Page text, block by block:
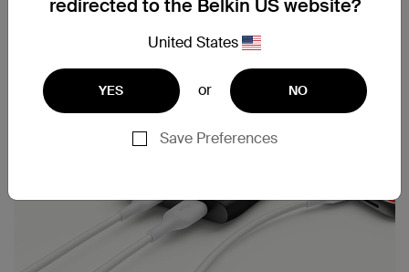
redirected to the Belkin US website?
United States
YES or NO
Save Preferences